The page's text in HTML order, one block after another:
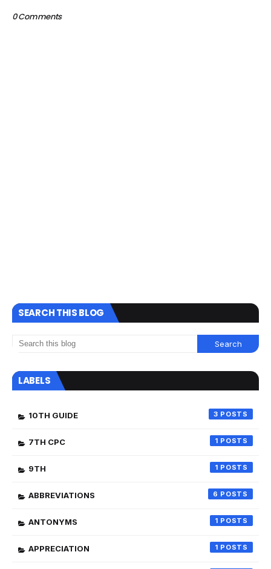
0 Comments
SEARCH THIS BLOG
LABELS
10TH GUIDE 3
7TH CPC 1
9TH 1
ABBREVIATIONS 6
ANTONYMS 1
APPRECIATION 1